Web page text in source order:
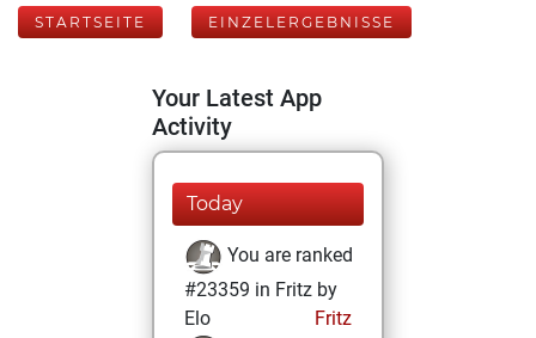
STARTSEITE EINZELERGEBNISSE
Your Latest App
Activity
Today
You are ranked
#23359 in Fritz by
Elo
Fritz